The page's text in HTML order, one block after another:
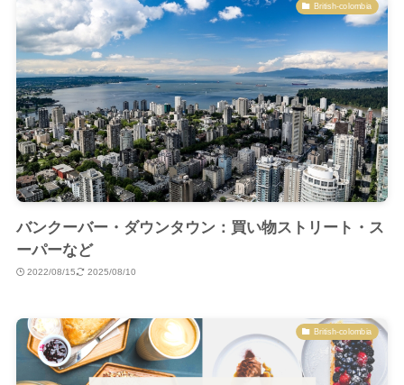
British-colombia
バンクーバー・ダウンタウン：買い物ストリート・ス
ーパーなど
2022/08/15 2025/08/10
British-colombia